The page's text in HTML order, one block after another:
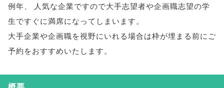
例年
人気な企業ですので大手志望者や企画職志望の学
生ですぐに満席になってしまいます。
大手企業や企画職を視野にいれる場合は枠が埋まる前にご
予約をおすすめいたします。